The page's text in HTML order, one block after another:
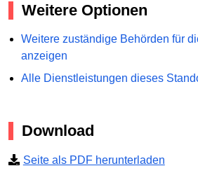
Weitere Optionen
Weitere zuständige Behörden für
anzeigen
Alle Dienstleistungen dieses
Download
Seite als PDF herunterladen